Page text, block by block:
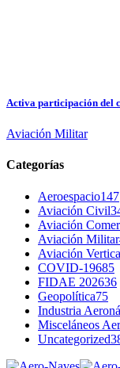
Activa participación del
Aviación Militar
Categorías
Aeroespacio147
Aviación Civil
Aviación
Aviación Militar
Aviación
COVID-19685
FIDAE 202636
Geopolítica75
Industria
Misceláneos
Uncategorized